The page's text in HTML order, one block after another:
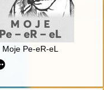
Moje Pe-eR-eL
biograficzny w 125-